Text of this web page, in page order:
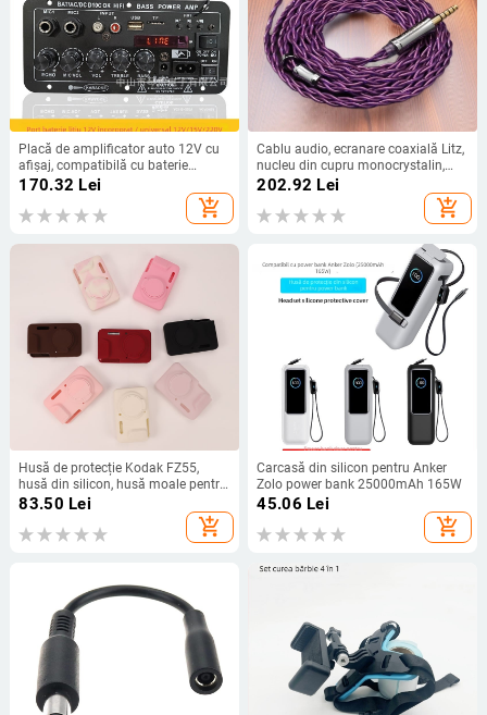
Placă de amplificator auto 12V cu
afișaj, compatibilă cu baterie
reîncărcabilă, modul Bluetooth
170.32 Lei
add_shopping_cart
Cablu audio, ecranare coaxială Litz,
nucleu din cupru monocrystalin,
împletire încrucișată; conectori
drepți 2.5/3.5/4.4 mm; MMCX sau
0.78 mm 2-pin, QDC sau TFZ
202.92 Lei
add_shopping_cart
Husă de protecție Kodak FZ55,
husă din silicon, husă moale pentru
cameră digitală CCD portabilă
83.50 Lei
add_shopping_cart
Carcasă din silicon pentru Anker
Zolo power bank 25000mAh 165W
45.06 Lei
add_shopping_cart